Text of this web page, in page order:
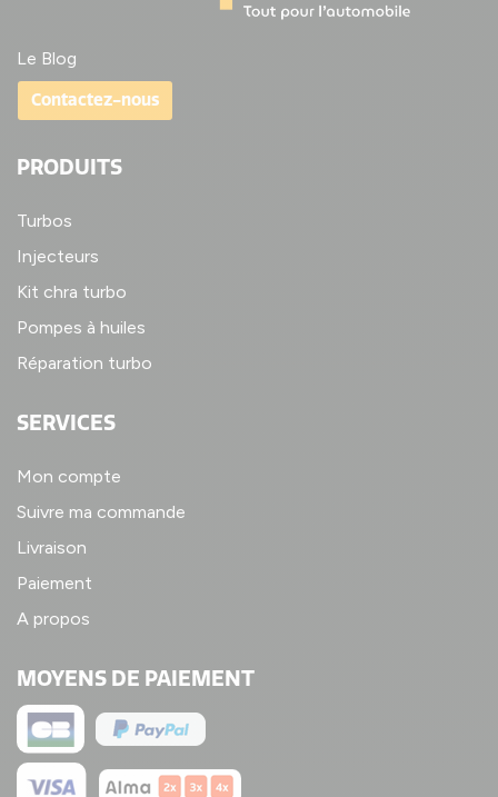
Le Blog
Contactez-nous
PRODUITS
Turbos
Injecteurs
Kit chra turbo
Pompes à huiles
Réparation turbo
SERVICES
Mon compte
Suivre ma commande
Livraison
Paiement
A propos
MOYENS DE PAIEMENT